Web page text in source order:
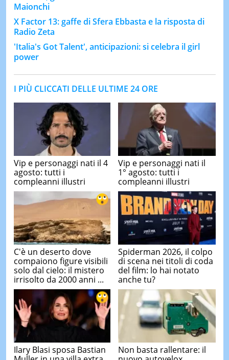
Maionchi
X Factor 13: gaffe di Sfera Ebbasta e la risposta di
Radio Zeta
'Italia's Got Talent', anticipazioni: si celebra il girl
power
I PIÙ CLICCATI DELLE ULTIME 24 ORE
Vip e personaggi nati il 4
agosto: tutti i
compleanni illustri
Vip e personaggi nati il
1° agosto: tutti i
compleanni illustri
C'è un deserto dove
compaiono figure visibili
solo dal cielo: il mistero
irrisolto da 2000 anni ...
Spiderman 2026, il colpo
di scena nei titoli di coda
del film: lo hai notato
anche tu?
Ilary Blasi sposa Bastian
Non basta rallentare: il